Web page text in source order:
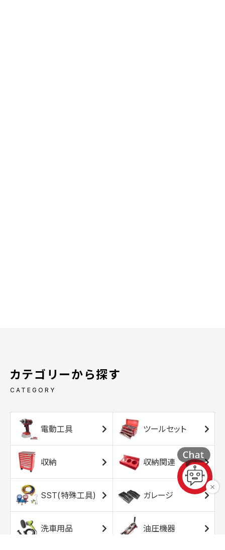
カテゴリーから探す
CATEGORY
電動工具 ツールセット
収納 収納関連
SST(特殊工具) ガレージ
洗車用品 油圧機器